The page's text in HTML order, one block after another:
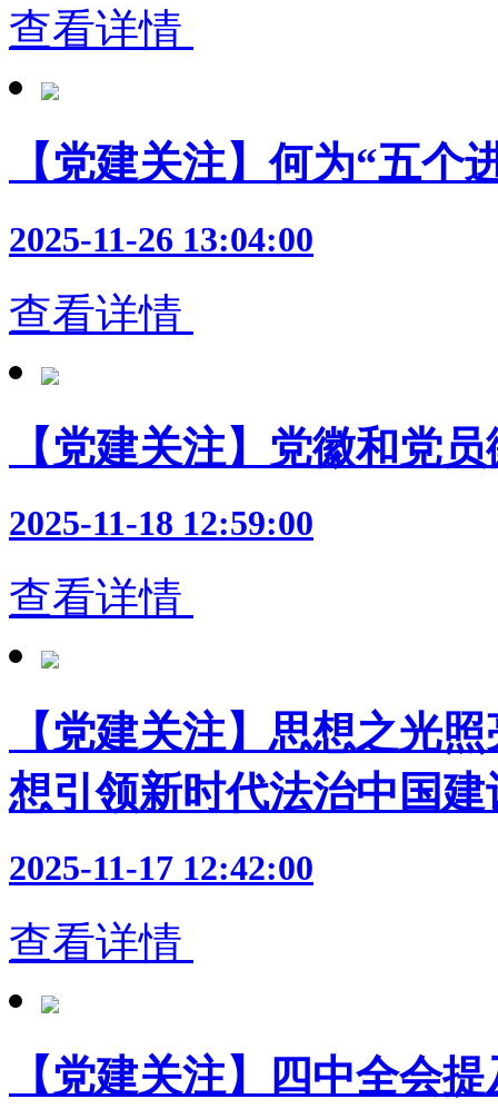
查看详情
【党建关注】何为“五个
2025-11-26 13:04:00
查看详情
【党建关注】党徽和党
2025-11-18 12:59:00
查看详情
【党建关注】思想之光
想引领新时代法治中国建
2025-11-17 12:42:00
查看详情
【党建关注】四中全会